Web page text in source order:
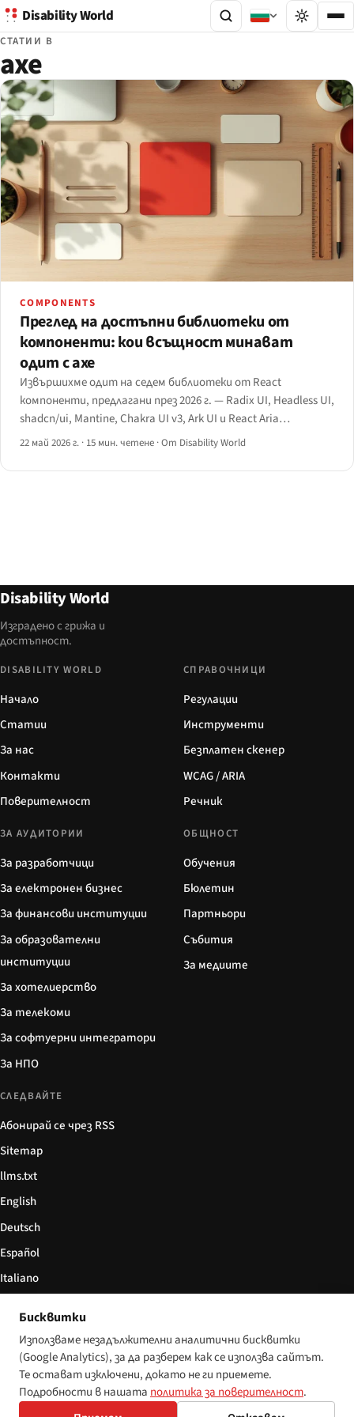
Disability World
СТАТИИ В
axe
COMPONENTS
Преглед на достъпни библиотеки от
компоненти: кои всъщност минават
одит с axe
Извършихме одит на седем библиотеки от React
компоненти, предлагани през 2026 г. — Radix UI, Headless UI,
shadcn/ui, Mantine, Chakra UI v3, Ark UI и React Aria
Components — като оценихме всяка по дял на преминаване
договор и цена в размер на пакета.
22 май 2026 г. · 15 мин. четене ·От Disability World
Disability World
Изградено с грижа и
достъпност.
DISABILITY WORLD
Начало
Статии
За нас
Контакти
Поверителност
СПРАВОЧНИЦИ
Регулации
Инструменти
Безплатен скенер
WCAG / ARIA
Речник
ЗА АУДИТОРИИ
За разработчици
За електронен бизнес
За финансови институции
За образователни
институции
За хотелиерство
За телекоми
За софтуерни интегратори
За НПО
ОБЩНОСТ
Обучения
Бюлетин
Партньори
Събития
За медиите
СЛЕДВАЙТЕ
Абонирай се чрез RSS
Sitemap
llms.txt
English
Deutsch
Español
Italiano
© 2026 Disability World. Всички права запазени. Настройки за бисквитки
Бисквитки
Използваме незадължителни аналитични бисквитки
(Google Analytics), за да разберем как се използва сайтът.
Те остават изключени, докато не ги приемете.
Подробности в нашата политика за поверителност.